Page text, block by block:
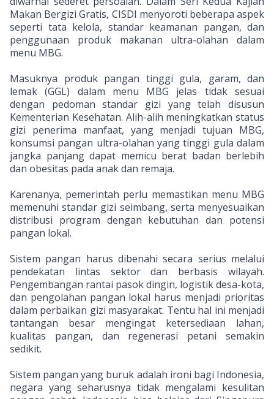
Makan Bergizi Gratis, CISDI menyoroti beberapa aspek
seperti tata kelola, standar keamanan pangan, dan
penggunaan produk makanan ultra-olahan dalam
menu MBG.
Masuknya produk pangan tinggi gula, garam, dan
lemak (GGL) dalam menu MBG jelas tidak sesuai
dengan pedoman standar gizi yang telah disusun
Kementerian Kesehatan. Alih-alih meningkatkan status
gizi penerima manfaat, yang menjadi tujuan MBG,
konsumsi pangan ultra-olahan yang tinggi gula dalam
jangka panjang dapat memicu berat badan berlebih
dan obesitas pada anak dan remaja.
Karenanya, pemerintah perlu memastikan menu MBG
memenuhi standar gizi seimbang, serta menyesuaikan
distribusi program dengan kebutuhan dan potensi
pangan lokal.
Sistem pangan harus dibenahi secara serius melalui
pendekatan lintas sektor dan berbasis wilayah.
Pengembangan rantai pasok dingin, logistik desa-kota,
dan pengolahan pangan lokal harus menjadi prioritas
dalam perbaikan gizi masyarakat. Tentu hal ini menjadi
tantangan besar mengingat ketersediaan lahan,
kualitas pangan, dan regenerasi petani semakin
sedikit.
Sistem pangan yang buruk adalah ironi bagi Indonesia,
negara yang seharusnya tidak mengalami kesulitan